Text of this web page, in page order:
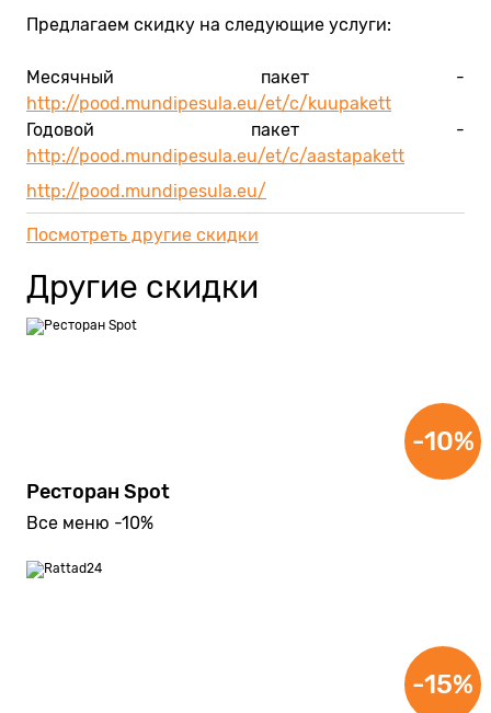
Предлагаем скидку на следующие услуги:
Месячный пакет -
http://pood.mundipesula.eu/et/c/kuupakett
Годовой пакет -
http://pood.mundipesula.eu/et/c/aastapakett
http://pood.mundipesula.eu/
Посмотреть другие скидки
Другие скидки
Ресторан Spot
Все меню -10%
-10%
-15%